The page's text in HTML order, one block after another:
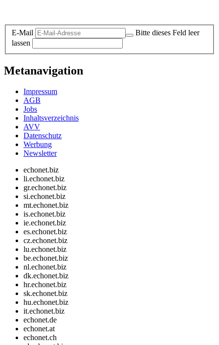
E-Mail
Bitte dieses Feld leer
lassen
Metanavigation
Impressum
AGB
Jobs
Inhaltsverzeichnis
AVV
Datenschutz
Werbung
Newsletter
echonet.biz
li.echonet.biz
gr.echonet.biz
si.echonet.biz
mt.echonet.biz
is.echonet.biz
ie.echonet.biz
es.echonet.biz
cz.echonet.biz
lu.echonet.biz
be.echonet.biz
nl.echonet.biz
dk.echonet.biz
hr.echonet.biz
sk.echonet.biz
hu.echonet.biz
it.echonet.biz
echonet.de
echonet.at
echonet.ch